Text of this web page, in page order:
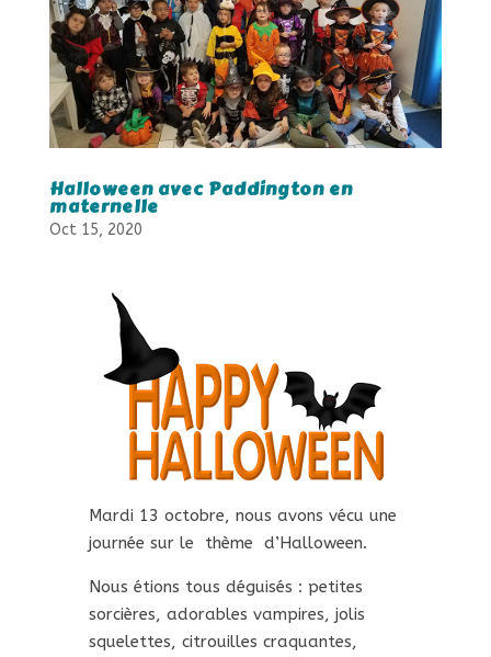
Halloween avec Paddington en
maternelle
Oct 15, 2020
Mardi 13 octobre, nous avons vécu une
journée sur le thème d’Halloween.
Nous étions tous déguisés : petites
sorcières, adorables vampires, jolis
squelettes, citrouilles craquantes,